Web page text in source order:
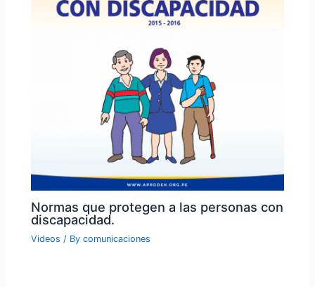
Normas que protegen a las personas con
discapacidad.
Videos / Bycomunicaciones